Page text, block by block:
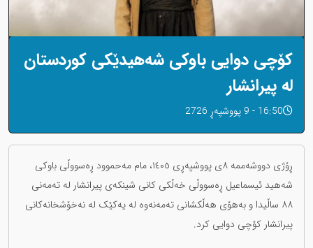
کۆچی دوایی باوکی شەهیدێکی کوردستان
لە پیرانشار
16:50 - 9 پووشپەڕ 2726
ڕۆژی دووشەممە ٨ی پووشپەڕی ١٤٠٥، مام مەحموود ڕەسووڵی باوکی
شەهید ئیسماعیل ڕەسووڵی خەڵکی کانی شینکەی پیرانشار لە تەمەنی
٨٨ ساڵیدا و بەهۆی هەڵکشانی تەمەنەوە لە یەكێک لە نەخۆشخانەکانی
پیرانشار کۆچی دوایی کرد.